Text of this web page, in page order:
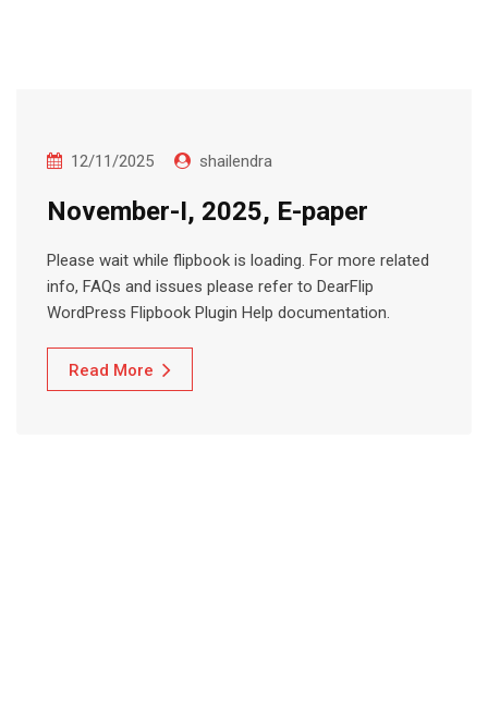
12/11/2025 shailendra
November-I, 2025, E-paper
Please wait while flipbook is loading. For more related
info, FAQs and issues please refer to DearFlip
WordPress Flipbook Plugin Help documentation.
Read More